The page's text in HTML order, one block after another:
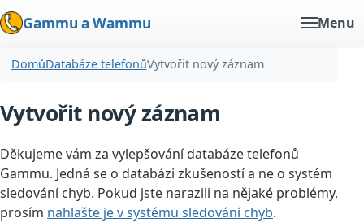
Gammu a Wammu Menu
DomůDatabáze telefonůVytvořit nový záznam
Vytvořit nový záznam
Děkujeme vám za vylepšování databáze telefonů
Gammu. Jedná se o databázi zkušeností a ne o systém
sledování chyb. Pokud jste narazili na nějaké problémy,
prosím nahlašte je v systému sledování chyb.